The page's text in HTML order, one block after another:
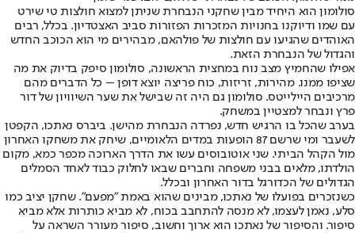
סולומון הוא היחיד מבין שחקני הנבחרת שניתן למצוא חולצות טי שירט
עם שמו ודיוקנו בחנויות המזכרות הפזורות סביב האצטדיון. בכלל, רבים
האוהדים שהגיעו עם חולצות של פולהאם, מבהירים מי הוא הכוכב החדש
והגדול של הנבחרת הזאת.
אפילו שהחמיץ מצב נוח במחצית הראשונה, סולומון סיפק בדיוק את מה
שציפו ממנו. מהירות, זריזות, כוח פריצה יוצא דופן – כל הדברים מהם
מרכיבים היילייטס. סולומון גם היה זה שבישל את שער השיוויון של דור
פרץ ונבחר למצטיין במשחק.
בערב שהכל בו הרגיש חדש, נפרדה הנבחרת מהישן. ביברס נאתכו, הקפטן
לשעבר ומי שרשם 87 הופעות במדים הלאומיים, שיחק את משחקו האחרון
מול הקהל הביתי. שני אוטובוסים עשו את הדרך הארוכה מכפר כמא, מקום
הולדתו, מלאים בבני משפחה וחברים שבאו לחלוק כבוד לאחד הסמלים
הגדולים של הכדורגל בדור האחרון ובכלל.
כשנזכרים בפועלו של נאתכו, מבינים שהוא באמת "מפעם". שחקן יציב כמו
סלע, נאמן לעצמו, לא מנסה להתחבב בכוח, לא מביא כותרות אלא מביא
סיפור. והסיפור של נאתכו הוא ארוך וחשוב, סיפור מעורר השראה על